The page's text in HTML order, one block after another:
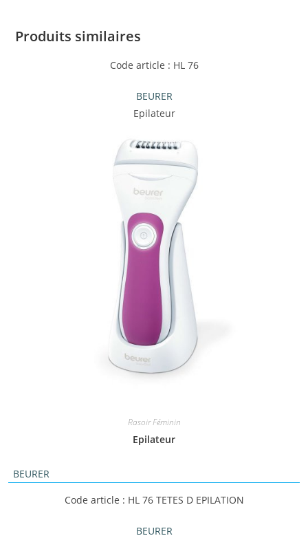
Produits similaires
Code article : HL 76
BEURER
Epilateur
Rasoir Féminin
Epilateur
BEURER
Code article : HL 76 TETES D EPILATION
BEURER